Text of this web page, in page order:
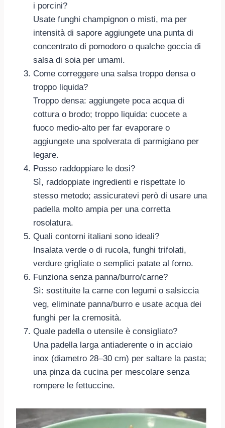
i porcini?
Usate funghi champignon o misti, ma per
intensità di sapore aggiungete una punta di
concentrato di pomodoro o qualche goccia di
salsa di soia per umami.
Come correggere una salsa troppo densa o
troppo liquida?
Troppo densa: aggiungete poca acqua di
cottura o brodo; troppo liquida: cuocete a
fuoco medio-alto per far evaporare o
aggiungete una spolverata di parmigiano per
legare.
Posso raddoppiare le dosi?
Sì, raddoppiate ingredienti e rispettate lo
stesso metodo; assicuratevi però di usare una
padella molto ampia per una corretta
rosolatura.
Quali contorni italiani sono ideali?
Insalata verde o di rucola, funghi trifolati,
verdure grigliate o semplici patate al forno.
Funziona senza panna/burro/carne?
Sì: sostituite la carne con legumi o salsiccia
veg, eliminate panna/burro e usate acqua dei
funghi per la cremosità.
Quale padella o utensile è consigliato?
Una padella larga antiaderente o in acciaio
inox (diametro 28–30 cm) per saltare la pasta;
una pinza da cucina per mescolare senza
rompere le fettuccine.